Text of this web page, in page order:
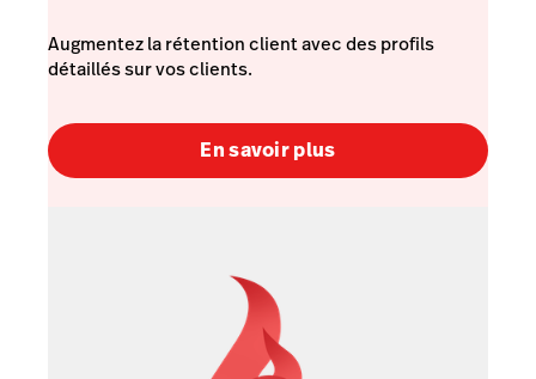
Augmentez la rétention client avec des profils
détaillés sur vos clients.
En savoir plus